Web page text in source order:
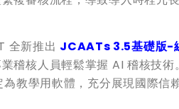
全新推出 JCAATs 3.5基礎版-
業稽核人員輕鬆掌握 AI 稽核技
教學用軟體，充分展現國際信